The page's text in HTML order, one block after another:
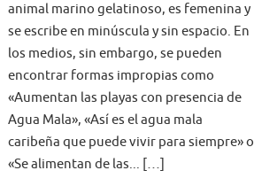
animal marino gelatinoso, es femenina y
se escribe en minúscula y sin espacio. En
los medios, sin embargo, se pueden
encontrar formas impropias como
«Aumentan las playas con presencia de
Agua Mala», «Así es el agua mala
caribeña que puede vivir para siempre» o
«Se alimentan de las... […]